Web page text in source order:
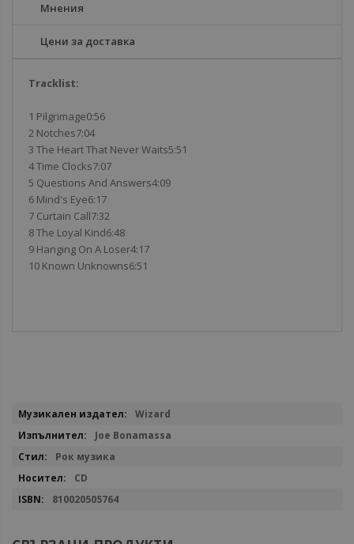
Мнения
Цени за доставка
Tracklist:
1 Pilgrimage0:56
2 Notches7:04
3 The Heart That Never Waits5:51
4 Time Clocks7:07
5 Questions And Answers4:09
6 Mind's Eye6:17
7 Curtain Call7:32
8 The Loyal Kind6:48
9 Hanging On A Loser4:17
10 Known Unknowns6:51
Повече
Wizard
Joe Bonamassa
Рок музика
CD
810020505764